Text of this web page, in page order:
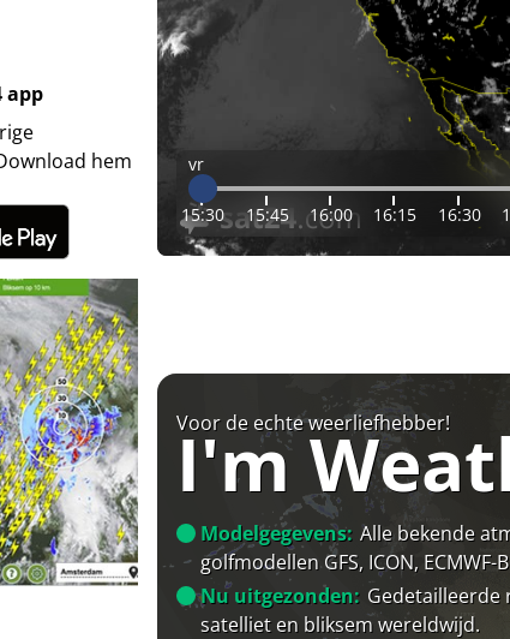
app
hem
vr
15:30 15:45 16:00 16:15 16:30
Voor de echte weerliefhebber!
I'm
Modelgegevens: Alle bekende
golfmodellen GFS, ICON, ECMWF-
Nu uitgezonden: Gedetailleerde
satelliet en bliksem wereldwijd.